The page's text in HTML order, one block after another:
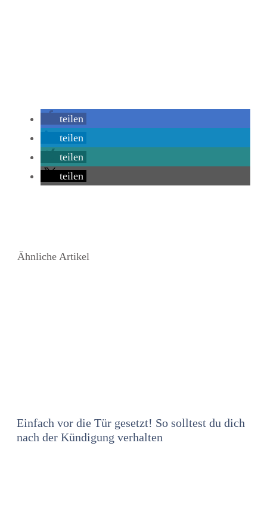
teilen
teilen
teilen
teilen
Ähnliche Artikel
Einfach vor die Tür gesetzt! So solltest du dich
nach der Kündigung verhalten